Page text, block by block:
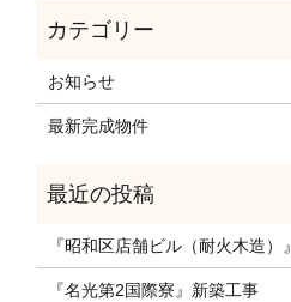
お知らせ
最新完成物件
『昭和区店舗ビル（耐火木造）』
『名光第2国際寮』新築工事